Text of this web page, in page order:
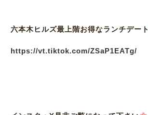
六本木ヒルズ最上階お得なランチデート
https://vt.tiktok.com/ZSaP1EATg/